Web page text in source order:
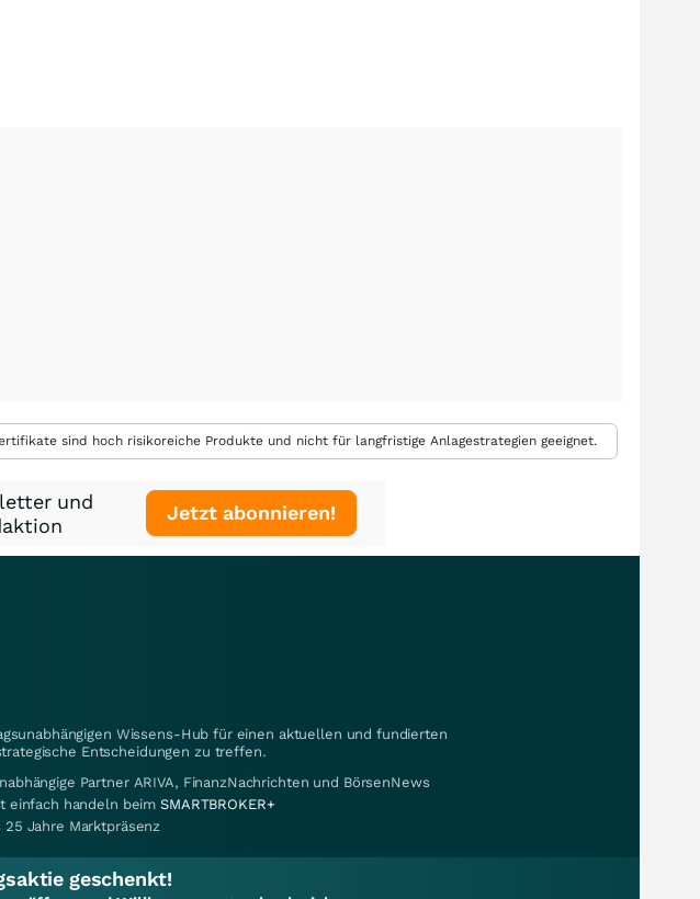
sind hoch risikoreiche Produkte und nicht für langfristige Anlagestrategien geeignet.
und
Jetzt abonnieren!
Wissens-Hub für einen aktuellen und fundierten
Entscheidungen zu treffen.
Partner ARIVA, FinanzNachrichten und BörsenNews
einfach handeln beimSMARTBROKER+
25 Jahre Marktpräsenz
geschenkt!